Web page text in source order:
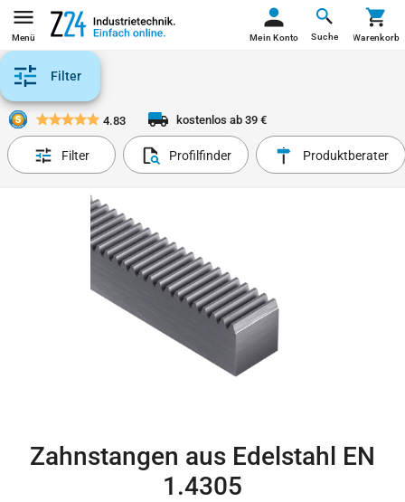
Menü Suche
Mein Konto Warenkorb
Filter
4.83 kostenlos ab 39 €
Filter Profilfinder Produktberater
Zahnstangen aus Edelstahl EN
1.4305